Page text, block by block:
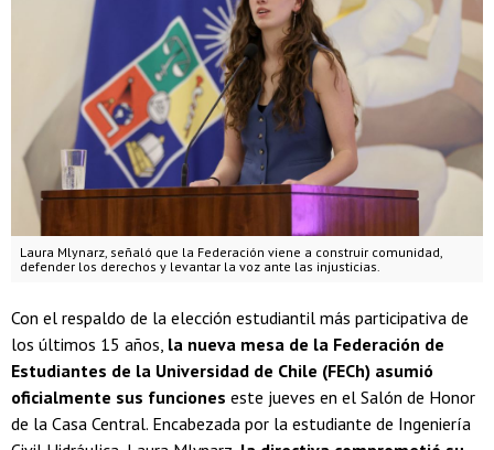
Laura Mlynarz, señaló que la Federación viene a construir comunidad,
defender los derechos y levantar la voz ante las injusticias.
Con el respaldo de la elección estudiantil más participativa de
los últimos 15 años, la nueva mesa de la Federación de
Estudiantes de la Universidad de Chile (FECh) asumió
oficialmente sus funciones este jueves en el Salón de Honor
de la Casa Central. Encabezada por la estudiante de Ingeniería